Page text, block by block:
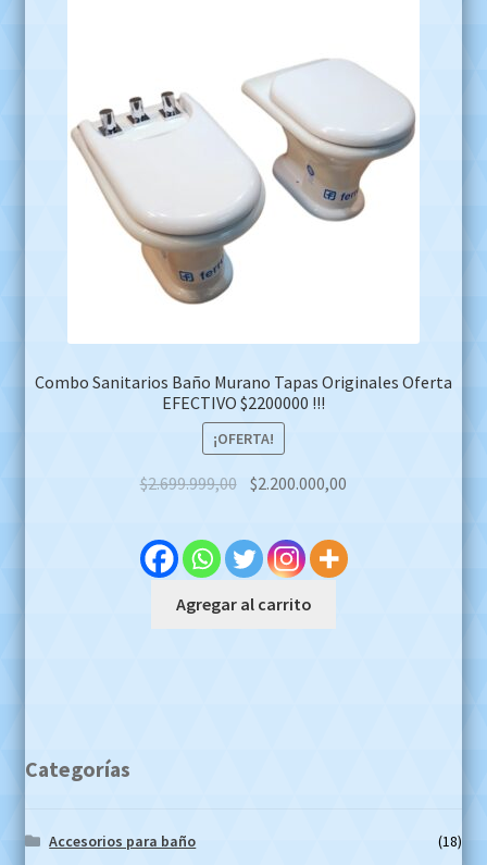
Combo Sanitarios Baño Murano Tapas Originales Oferta
EFECTIVO $2200000 !!!
¡OFERTA!
$2.699.999,00 Original
was:
$2.699.999,00.
$2.200.000,00
$2.200.000,00.
Agregar al carrito
Categorías
Accesorios para baño
(18)